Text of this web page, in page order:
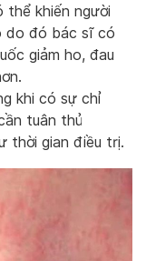
thể khiến người
do đó bác sĩ có
giảm ho, đau
khi có sự chỉ
tuân thủ
thời gian điều trị.